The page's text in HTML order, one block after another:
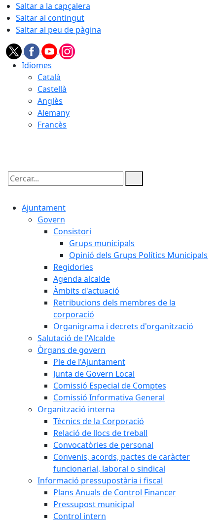
Saltar a la capçalera
Saltar al contingut
Saltar al peu de pàgina
Idiomes
Català
Castellà
Anglès
Alemany
Francès
Cercar:
Ajuntament
Govern
Consistori
Grups municipals
Opinió dels Grups Polítics Municipals
Regidories
Agenda alcalde
Àmbits d'actuació
Retribucions dels membres de la
corporació
Organigrama i decrets d'organització
Salutació de l'Alcalde
Òrgans de govern
Ple de l'Ajuntament
Junta de Govern Local
Comissió Especial de Comptes
Comissió Informativa General
Organització interna
Tècnics de la Corporació
Relació de llocs de treball
Convocatòries de personal
Convenis, acords, pactes de caràcter
funcionarial, laboral o sindical
Informació pressupostària i fiscal
Plans Anuals de Control Financer
Pressupost municipal
Control intern